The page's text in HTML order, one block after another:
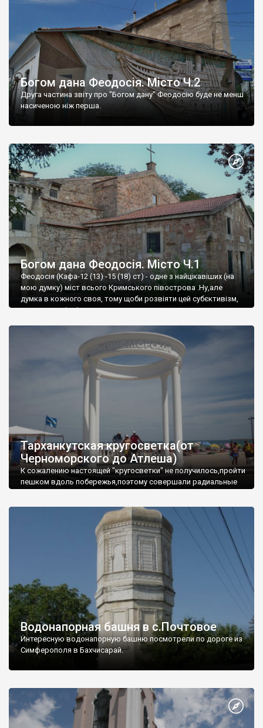
Богом дана Феодосія. Місто Ч.2
Друга частина звіту про "Богом дану" Феодосію буде не менш
насиченою ніж перша.
Богом дана Феодосія. Місто Ч.1
Феодосія (Кафа-12 (13) -15 (18) ст) - одне з найцікавіших (на
мою думку) міст всього Кримського півострова .Ну,але
думка в кожного своя, тому щоби розвіяти цей субєктивізм,
запрошую відвідати це
Тарханкутская кругосветка(от
Черноморского до Атлеша)
К сожалению настоящей "кругосветки" не получилось,пройти
пешком вдоль побережья,поэтому совершали радиальные
Водонапорная башня в с.Почтовое
Интересную водонапорную башню посмотрели по дороге из
Симферополя в Бахчисарай.